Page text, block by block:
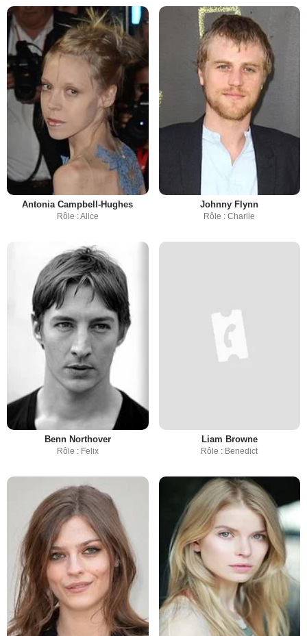
Antonia Campbell-Hughes
Rôle : Alice
Johnny Flynn
Rôle : Charlie
Benn Northover
Rôle : Felix
Liam Browne
Rôle : Benedict